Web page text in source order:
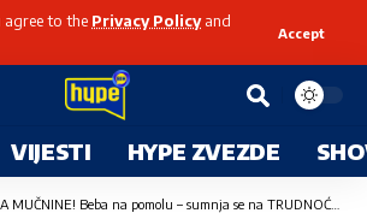
agree to the Privacy Policyand
Accept
VIJESTI HYPE ZVEZDE
MUČNINE! Beba na pomolu – sumnja se na TRUDNOĆU?!